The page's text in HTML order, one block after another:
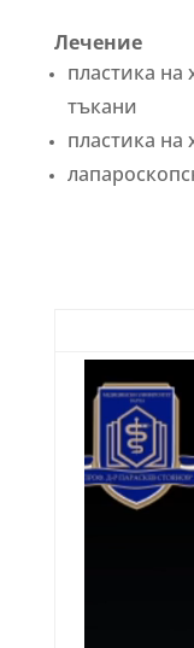
Лечение
пластика на
тъкани
пластика на
Player